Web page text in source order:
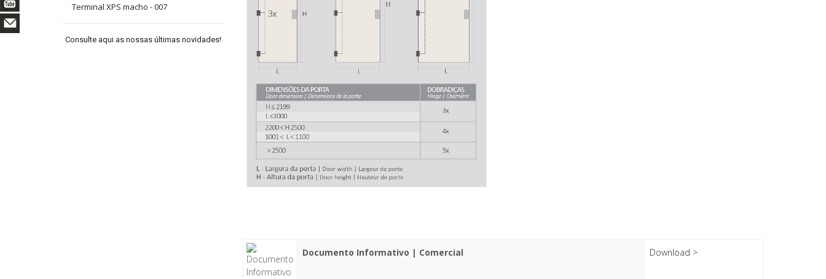
Terminal XPS macho - 007
Consulte aqui as nossas últimas novidades!
Documento Informativo | Comercial Download >